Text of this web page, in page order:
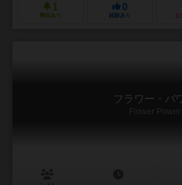
1
興味あり
0
経験あり
フラワー・パ
Flower Power